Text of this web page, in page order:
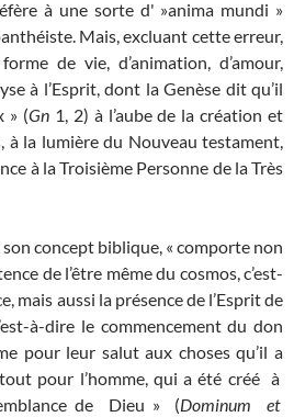
à une sorte d' »anima mundi »
Mais, excluant cette erreur,
de vie, d’animation, d’amour,
à l’Esprit, dont la Genèse dit qu’il
» (Gn 1, 2) à l’aube de la création et
à la lumière du Nouveau testament,
à la Troisième Personne de la Très
concept biblique, « comporte non
de l’être même du cosmos, c’est-
mais aussi la présence de l’Esprit de
à-dire le commencement du don
pour leur salut aux choses qu’il a
pour l’homme, qui a été créé à
de Dieu » (Dominum et